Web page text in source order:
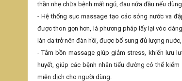
thần nhẹ chữa bệnh mất ngủ, đau nửa đầu nếu
- Hệ thống sục massage tạo các sóng nước va
được thon gọn hơn, là phương pháp lấy lại vóc
làn da trở nên đàn hồi, được bổ sung đủ lượng
- Tắm bồn massage giúp giảm stress, khiến lưu
huyết, giúp các bệnh nhân tiểu đường có thể
miễn dịch cho người dùng.